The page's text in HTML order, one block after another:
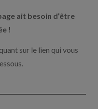
ait besoin d’être
!
sur le lien qui vous